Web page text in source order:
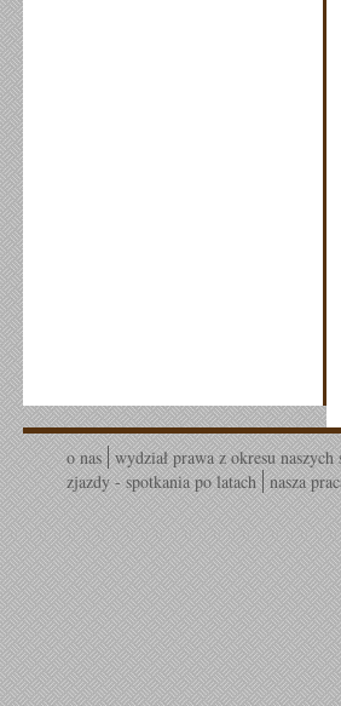
o nas wydział prawa z okresu
zjazdy - spotkania po latach nasza